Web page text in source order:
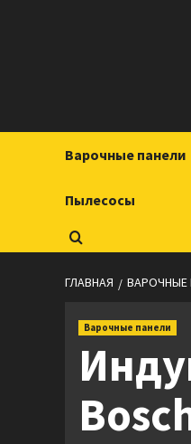
Варочные панели
Пылесосы
ГЛАВНАЯ ВАРОЧНЫЕ
Варочные панели